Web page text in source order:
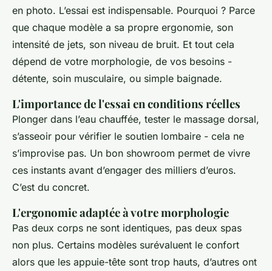
en photo. L’essai est indispensable. Pourquoi ? Parce
que chaque modèle a sa propre ergonomie, son
intensité de jets, son niveau de bruit. Et tout cela
dépend de votre morphologie, de vos besoins -
détente, soin musculaire, ou simple baignade.
L'importance de l'essai en conditions réelles
Plonger dans l’eau chauffée, tester le massage dorsal,
s’asseoir pour vérifier le soutien lombaire - cela ne
s’improvise pas. Un bon showroom permet de vivre
ces instants avant d’engager des milliers d’euros.
C’est du concret.
L'ergonomie adaptée à votre morphologie
Pas deux corps ne sont identiques, pas deux spas
non plus. Certains modèles surévaluent le confort
alors que les appuie-tête sont trop hauts, d’autres ont